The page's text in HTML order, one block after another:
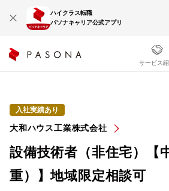
ハイクラス転職
パソナキャリア公式アプリ
サービス
入社実績あり
大和ハウス工業株式会社
設備技術者（非住宅）【
重）】地域限定相談可